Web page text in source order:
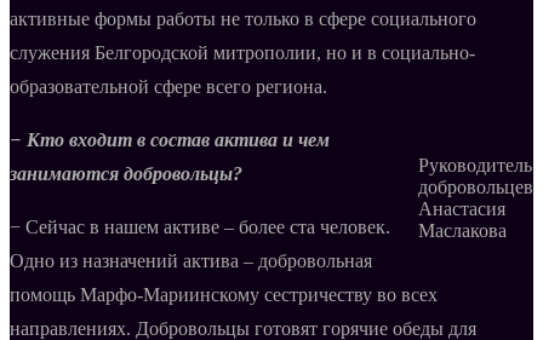
активные формы работы не только в сфере социального
служения Белгородской митрополии, но и в социально-
образовательной сфере всего региона.
Руководитель
добровольцев
Анастасия
Маслакова
− Кто входит в состав актива и чем
занимаются добровольцы?
− Сейчас в нашем активе – более ста человек.
Одно из назначений актива – добровольная
помощь Марфо-Мариинскому сестричеству во всех
направлениях. Добровольцы готовят горячие обеды для